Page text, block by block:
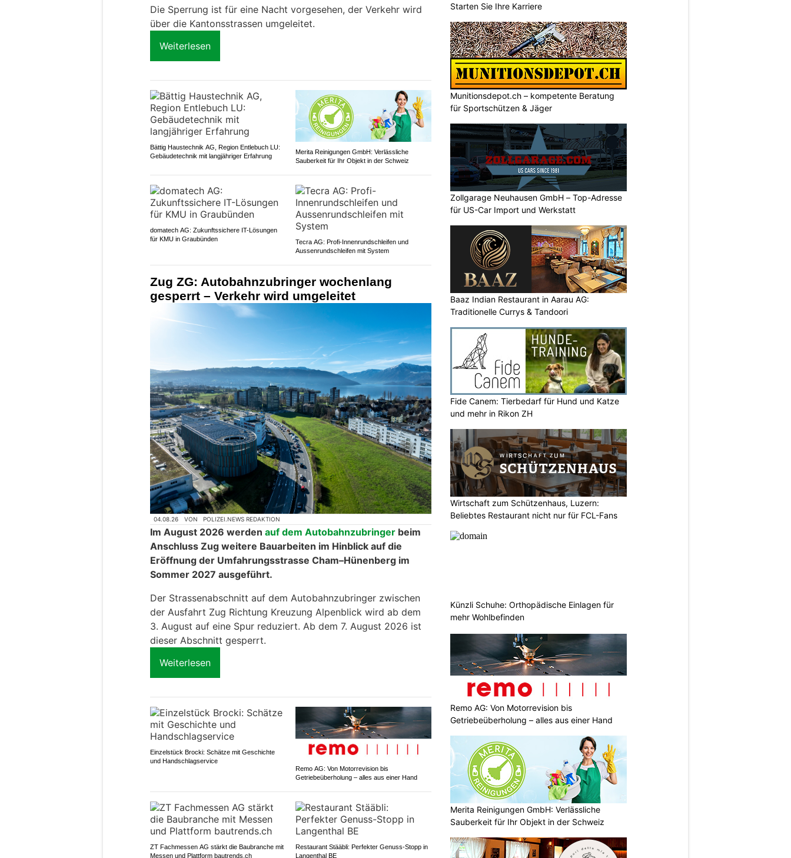
Die Sperrung ist für eine Nacht vorgesehen, der Verkehr wird
über die Kantonsstrassen umgeleitet.
Weiterlesen
Bättig Haustechnik AG, Region Entlebuch LU:
Gebäudetechnik mit langjähriger Erfahrung
Merita Reinigungen GmbH: Verlässliche
Sauberkeit für Ihr Objekt in der Schweiz
domatech AG: Zukunftssichere IT-Lösungen
für KMU in Graubünden
Tecra AG: Profi-Innenrundschleifen und
Aussenrundschleifen mit System
Zug ZG: Autobahnzubringer wochenlang
gesperrt – Verkehr wird umgeleitet
04.08.26 VON POLIZEI.NEWS REDAKTION
Im August 2026 werden auf dem Autobahnzubringer beim
Anschluss Zug weitere Bauarbeiten im Hinblick auf die
Eröffnung der Umfahrungsstrasse Cham–Hünenberg im
Sommer 2027 ausgeführt.
Der Strassenabschnitt auf dem Autobahnzubringer zwischen
der Ausfahrt Zug Richtung Kreuzung Alpenblick wird ab dem
3. August auf eine Spur reduziert. Ab dem 7. August 2026 ist
dieser Abschnitt gesperrt.
Weiterlesen
Einzelstück Brocki: Schätze mit Geschichte
und Handschlagservice
Remo AG: Von Motorrevision bis
Getriebeüberholung – alles aus einer Hand
ZT Fachmessen AG stärkt die Baubranche mit
Messen und Plattform bautrends.ch
Restaurant Stääbli: Perfekter Genuss-Stopp in
Langenthal BE
Starten Sie Ihre Karriere
Munitionsdepot.ch – kompetente Beratung
für Sportschützen & Jäger
Zollgarage Neuhausen GmbH – Top-Adresse
für US-Car Import und Werkstatt
Baaz Indian Restaurant in Aarau AG:
Traditionelle Currys & Tandoori
Fide Canem: Tierbedarf für Hund und Katze
und mehr in Rikon ZH
Wirtschaft zum Schützenhaus, Luzern:
Beliebtes Restaurant nicht nur für FCL-Fans
Künzli Schuhe: Orthopädische Einlagen für
mehr Wohlbefinden
Remo AG: Von Motorrevision bis
Getriebeüberholung – alles aus einer Hand
Merita Reinigungen GmbH: Verlässliche
Sauberkeit für Ihr Objekt in der Schweiz